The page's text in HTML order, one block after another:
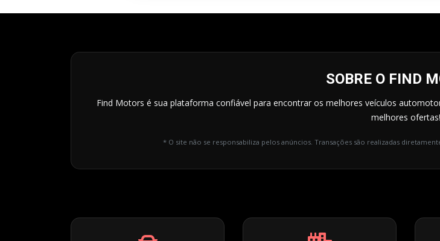
SOBRE O FIND
Find Motors é sua plataforma confiável para encontrar os melhores veículos
melhores ofertas!
* O site não se responsabiliza pelos anúncios. Transações são realizadas